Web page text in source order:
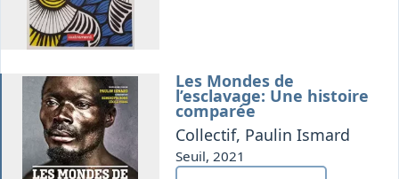
Les Mondes de
l’esclavage: Une histoire
comparée
Collectif, Paulin Ismard
Seuil, 2021